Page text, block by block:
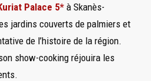
Palace 5*à Skanès-
jardins couverts de palmiers et
de l’histoire de la région.
show-cooking réjouira les